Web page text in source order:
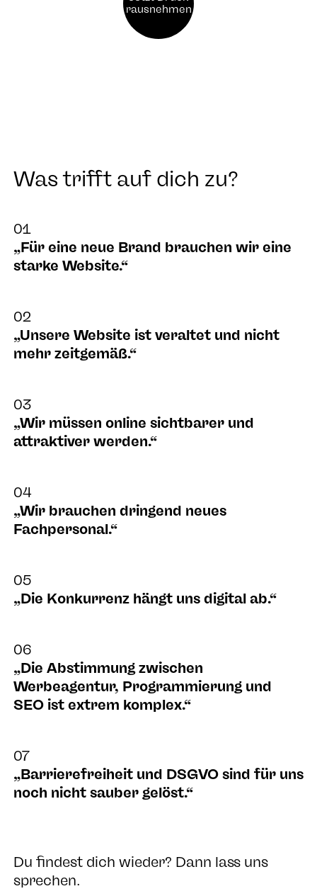
rausnehmen
Was trifft auf dich zu?
01
„Für eine neue Brand brauchen wir eine
starke Website.“
02
„Unsere Website ist veraltet und nicht
mehr zeitgemäß.“
03
„Wir müssen online sichtbarer und
attraktiver werden.“
04
„Wir brauchen dringend neues
Fachpersonal.“
05
„Die Konkurrenz hängt uns digital ab.“
06
„Die Abstimmung zwischen
Werbeagentur, Programmierung und
SEO ist extrem komplex.“
07
„Barrierefreiheit und DSGVO sind für uns
noch nicht sauber gelöst.“
Du findest dich wieder? Dann lass uns
sprechen.